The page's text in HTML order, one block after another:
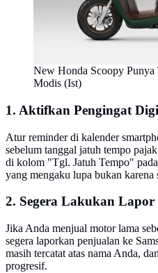
New Honda Scoopy
Modis (Ist)
1. Aktifkan Pengingat
Atur reminder di kalender
sebelum tanggal jatuh tempo
di kolom "Tgl. Jatuh Tempo"
yang mengaku lupa bukan karena
2. Segera Lakukan
Jika Anda menjual motor lama
segera laporkan penjualan ke
masih tercatat atas nama Anda,
progresif.